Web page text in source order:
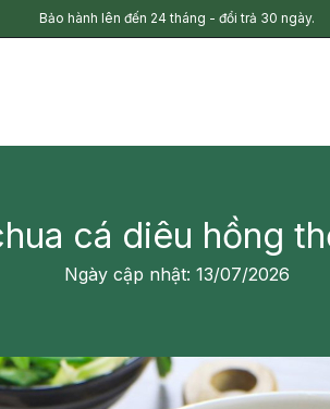
Bảo hành lên đến 24 tháng - đổi trả 30 ngày.
cá diêu hồng
Ngày cập nhật: 13/07/2026